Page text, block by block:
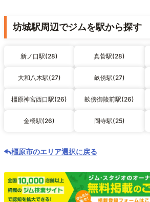
坊城駅周辺でジムを駅から探す
新ノ口駅(28) 真菅駅(28)
大和八木駅(27) 畝傍駅(27)
橿原神宮西口駅(26) 畝傍御陵前駅(26)
金橋駅(26) 岡寺駅(25)
橿原市のエリア選択に戻る